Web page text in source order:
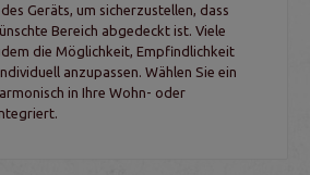
Geräts, um sicherzustellen, dass
Bereich abgedeckt ist. Viele
die Möglichkeit, Empfindlichkeit
anzupassen. Wählen Sie ein
in Ihre Wohn- oder